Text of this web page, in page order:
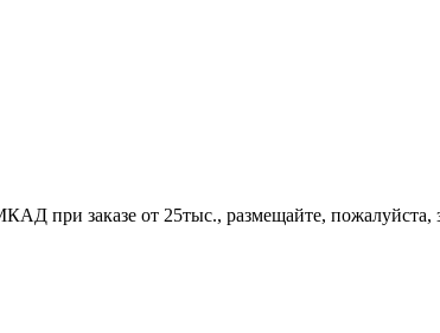
при заказе от 25тыс., размещайте, пожалуйста,